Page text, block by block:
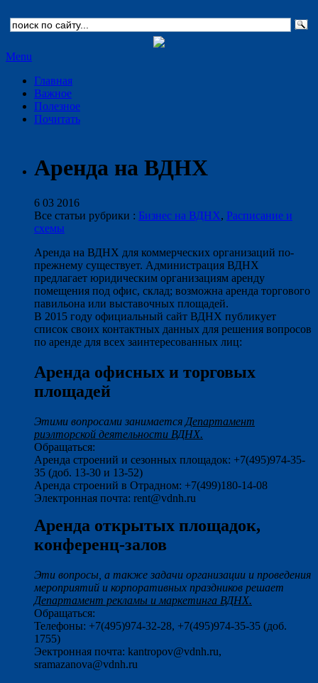
Menu
Главная
Важное
Полезное
Почитать
Аренда на ВДНХ
6 03 2016
Все статьи рубрики : Бизнес на ВДНХ, Расписание и
схемы
Аренда на ВДНХ для коммерческих организаций по-
прежнему существует. Администрация ВДНХ
предлагает юридическим организациям аренду
помещения под офис, склад; возможна аренда торгового
павильона или выставочных площадей.
В 2015 году официальный сайт ВДНХ публикует
список своих контактных данных для решения вопросов
по аренде для всех заинтересованных лиц:
Аренда офисных и торговых
площадей
Этими вопросами занимается Департамент
риэлторской деятельности ВДНХ.
Обращаться:
Аренда строений и сезонных площадок: +7(495)974-35-
35 (доб. 13-30 и 13-52)
Аренда строений в Отрадном: +7(499)180-14-08
Электронная почта: rent@vdnh.ru
Аренда открытых площадок,
конференц-залов
Эти вопросы, а также задачи организации и проведения
мероприятий и корпоративных праздников решает
Департамент рекламы и маркетинга ВДНХ.
Обращаться:
Телефоны: +7(495)974-32-28, +7(495)974-35-35 (доб.
1755)
Эектронная почта: kantropov@vdnh.ru,
sramazanova@vdnh.ru